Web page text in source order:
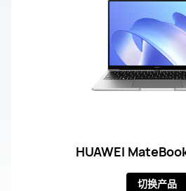
HUAWEI
切换产品